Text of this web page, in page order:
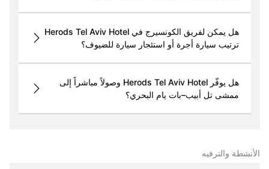
هل يمكن لفريق الكونسيرج في Herods Tel Aviv Hotel
ترتيب سيارة أجرة أو استئجار سيارة للضيوف؟
هل يوفّر Herods Tel Aviv Hotel وصولاً مباشراً إلى
ممشى تل أبيب–بات يام البحري؟
الأنشطة والترفيه